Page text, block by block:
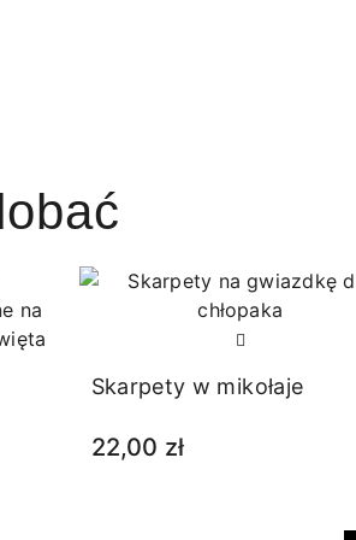
Skarpety w mikołaje
22,00 zł